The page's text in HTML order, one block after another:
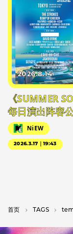
2026.8.14
《SUMMER
每日演出阵容
NiEW
2026.3.17｜19:43
首页 T­A­G­S